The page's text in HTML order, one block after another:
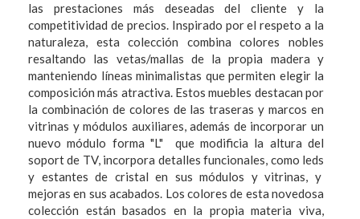
las prestaciones más deseadas del cliente y la
competitividad de precios. Inspirado por el respeto a la
naturaleza, esta colección combina colores nobles
resaltando las vetas/mallas de la propia madera y
manteniendo líneas minimalistas que permiten elegir la
composición más atractiva. Estos muebles destacan por
la combinación de colores de las traseras y marcos en
vitrinas y módulos auxiliares, además de incorporar un
nuevo módulo forma "L" que modificia la altura del
soport de TV, incorpora detalles funcionales, como leds
y estantes de cristal en sus módulos y vitrinas, y
mejoras en sus acabados. Los colores de esta novedosa
colección están basados en la propia materia viva,